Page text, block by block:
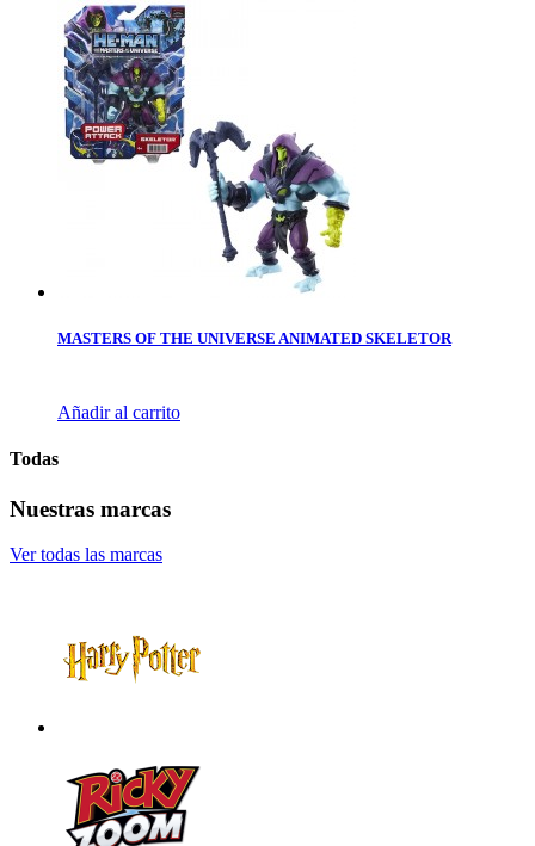
MASTERS OF THE UNIVERSE ANIMATED SKELETOR
Añadir al carrito
Todas
Nuestras marcas
Ver todas las marcas